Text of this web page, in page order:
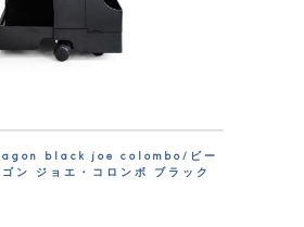
black joe colombo/ビー
ン ジョエ・コロンボ ブラック